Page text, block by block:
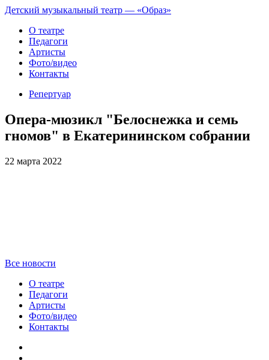
Детский музыкальный театр — «Образ»
О театре
Педагоги
Артисты
Фото/видео
Контакты
Репертуар
Опера-мюзикл "Белоснежка и семь
гномов" в Екатерининском собрании
22 марта 2022
Все новости
О театре
Педагоги
Артисты
Фото/видео
Контакты